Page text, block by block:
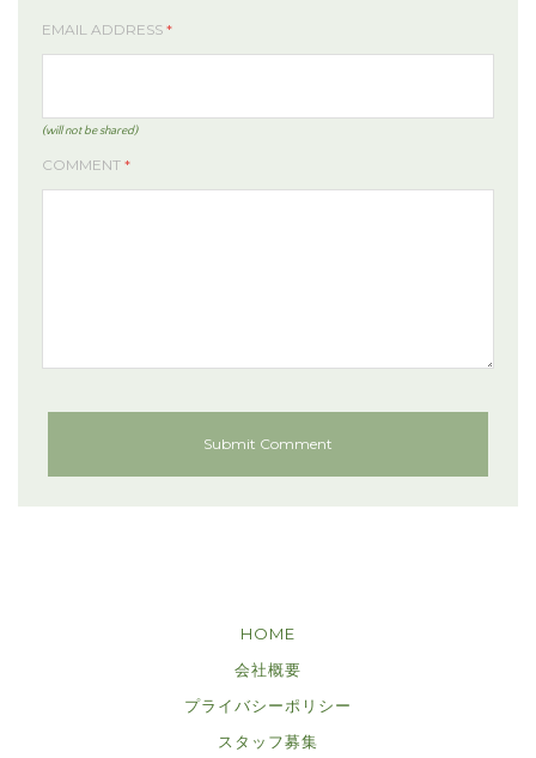
EMAIL ADDRESS *
(will not be shared)
COMMENT *
HOME
会社概要
プライバシーポリシー
スタッフ募集